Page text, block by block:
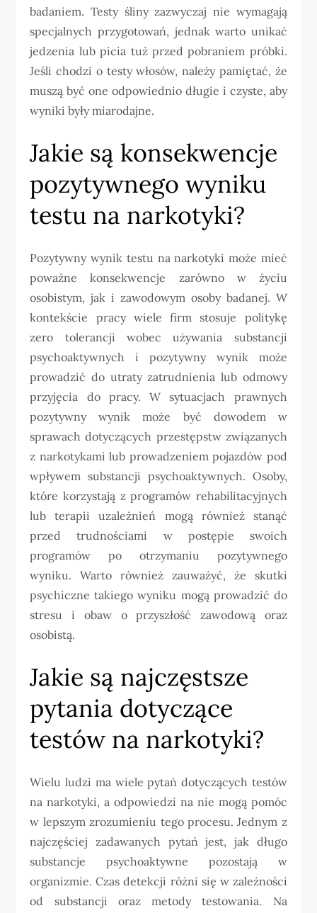
badaniem. Testy śliny zazwyczaj nie wymagają
specjalnych przygotowań, jednak warto unikać
jedzenia lub picia tuż przed pobraniem próbki.
Jeśli chodzi o testy włosów, należy pamiętać, że
muszą być one odpowiednio długie i czyste, aby
wyniki były miarodajne.
Jakie są konsekwencje
pozytywnego wyniku
testu na narkotyki?
Pozytywny wynik testu na narkotyki może mieć
poważne konsekwencje zarówno w życiu
osobistym, jak i zawodowym osoby badanej. W
kontekście pracy wiele firm stosuje politykę
zero tolerancji wobec używania substancji
psychoaktywnych i pozytywny wynik może
prowadzić do utraty zatrudnienia lub odmowy
przyjęcia do pracy. W sytuacjach prawnych
pozytywny wynik może być dowodem w
sprawach dotyczących przestępstw związanych
z narkotykami lub prowadzeniem pojazdów pod
wpływem substancji psychoaktywnych. Osoby,
które korzystają z programów rehabilitacyjnych
lub terapii uzależnień mogą również stanąć
przed trudnościami w postępie swoich
programów po otrzymaniu pozytywnego
wyniku. Warto również zauważyć, że skutki
psychiczne takiego wyniku mogą prowadzić do
stresu i obaw o przyszłość zawodową oraz
osobistą.
Jakie są najczęstsze
pytania dotyczące
testów na narkotyki?
Wielu ludzi ma wiele pytań dotyczących testów
na narkotyki, a odpowiedzi na nie mogą pomóc
w lepszym zrozumieniu tego procesu. Jednym z
najczęściej zadawanych pytań jest, jak długo
substancje psychoaktywne pozostają w
organizmie. Czas detekcji różni się w zależności
od substancji oraz metody testowania. Na